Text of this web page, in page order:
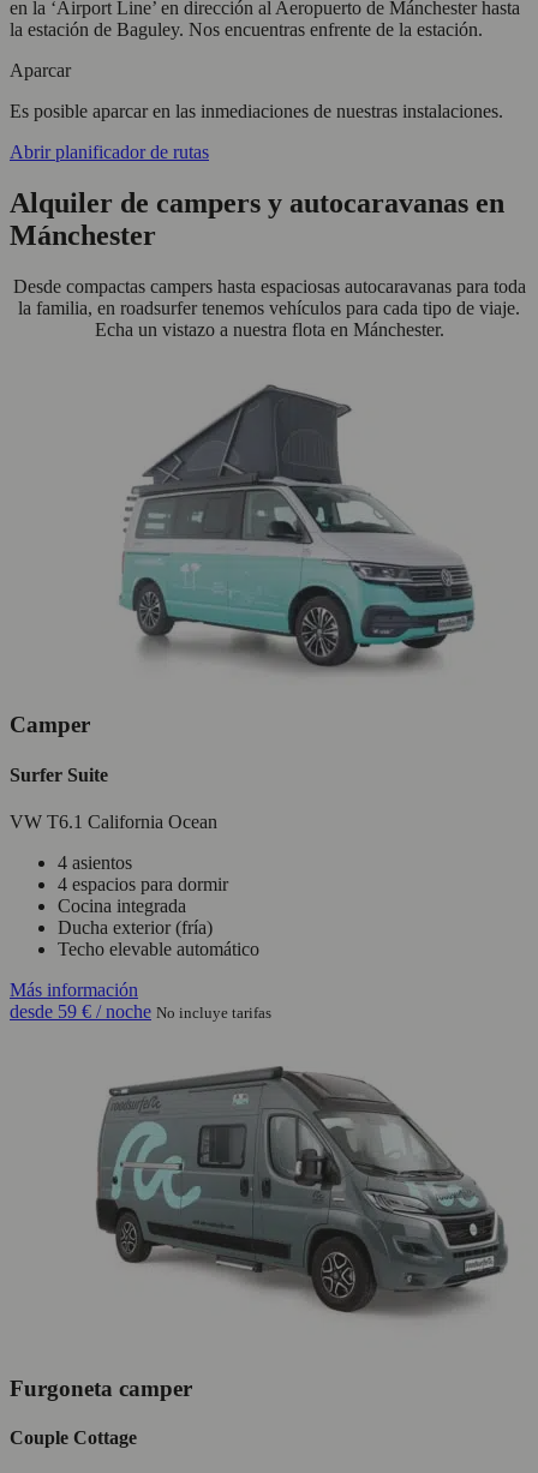
en la ‘Airport Line’ en dirección al Aeropuerto de Mánchester hasta
la estación de Baguley. Nos encuentras enfrente de la estación.
Aparcar
Es posible aparcar en las inmediaciones de nuestras instalaciones.
Abrir planificador de rutas
Alquiler de campers y autocaravanas en
Mánchester
Desde compactas campers hasta espaciosas autocaravanas para toda
la familia, en roadsurfer tenemos vehículos para cada tipo de viaje.
Echa un vistazo a nuestra flota en Mánchester.
Camper
Surfer Suite
VW T6.1 California Ocean
4 asientos
4 espacios para dormir
Cocina integrada
Ducha exterior (fría)
Techo elevable automático
Más información
desde 59 € / noche No incluye tarifas
Furgoneta camper
Couple Cottage